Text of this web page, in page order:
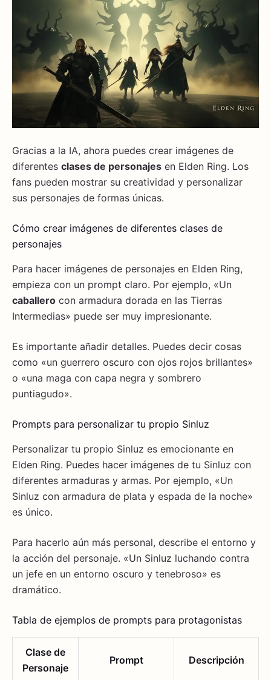
Gracias a la IA, ahora puedes crear imágenes de
diferentes clases de personajes en Elden Ring. Los
fans pueden mostrar su creatividad y personalizar
sus personajes de formas únicas.
Cómo crear imágenes de diferentes clases de
personajes
Para hacer imágenes de personajes en Elden Ring,
empieza con un prompt claro. Por ejemplo, «Un
caballero con armadura dorada en las Tierras
Intermedias» puede ser muy impresionante.
Es importante añadir detalles. Puedes decir cosas
como «un guerrero oscuro con ojos rojos brillantes»
o «una maga con capa negra y sombrero
puntiagudo».
Prompts para personalizar tu propio Sinluz
Personalizar tu propio Sinluz es emocionante en
Elden Ring. Puedes hacer imágenes de tu Sinluz con
diferentes armaduras y armas. Por ejemplo, «Un
Sinluz con armadura de plata y espada de la noche»
es único.
Para hacerlo aún más personal, describe el entorno y
la acción del personaje. «Un Sinluz luchando contra
un jefe en un entorno oscuro y tenebroso» es
dramático.
Tabla de ejemplos de prompts para protagonistas
Clase de
Personaje
Prompt Descripción